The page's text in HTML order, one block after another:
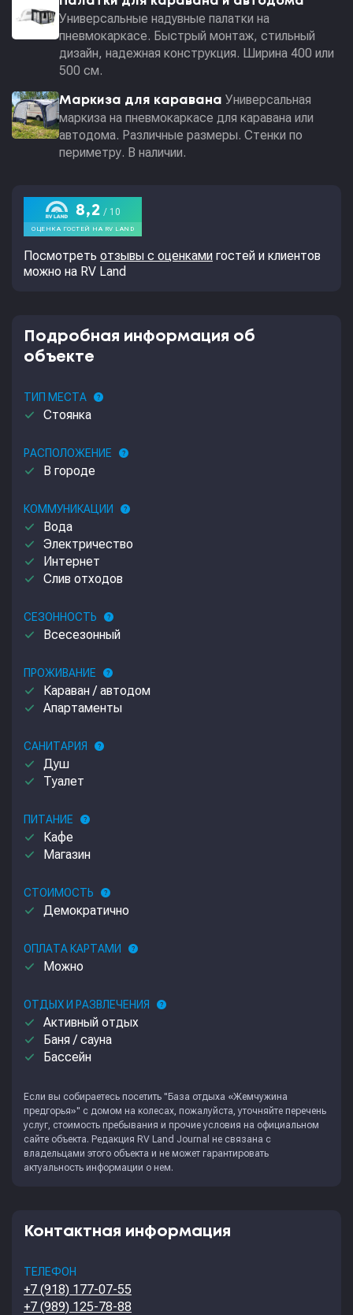
Универсальные надувные палатки на
пневмокаркасе. Быстрый монтаж, стильный
дизайн, надежная конструкция. Ширина 400 или
500 см.
Маркиза для каравана Универсальная
маркиза на пневмокаркасе для каравана или
автодома. Различные размеры. Стенки по
периметру. В наличии.
Посмотреть отзывы с оценками гостей и клиентов
можно на RV Land
Подробная информация об
объекте
ТИП МЕСТА help
done Стоянка
РАСПОЛОЖЕНИЕ help
done В городе
КОММУНИКАЦИИ help
done Вода
done Электричество
done Интернет
done Слив отходов
СЕЗОННОСТЬ help
done Всесезонный
ПРОЖИВАНИЕ help
done Караван / автодом
done Апартаменты
САНИТАРИЯ help
done Душ
done Туалет
ПИТАНИЕ help
done Кафе
done Магазин
СТОИМОСТЬ help
done Демократично
ОПЛАТА КАРТАМИ help
done Можно
ОТДЫХ И РАЗВЛЕЧЕНИЯ help
done Активный отдых
done Баня / сауна
done Бассейн
Если вы собираетесь посетить "База отдыха «Жемчужина
предгорья»" с домом на колесах, пожалуйста, уточняйте перечень
услуг, стоимость пребывания и прочие условия на официальном
сайте объекта. Редакция RV Land Journal не связана с
владельцами этого объекта и не может гарантировать
актуальность информации о нем.
Контактная информация
ТЕЛЕФОН
+7 (918) 177-07-55
+7 (989) 125-78-88